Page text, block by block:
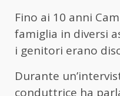
Fino ai 10 anni
famiglia in diversi
i genitori erano
Durante
conduttrice ha